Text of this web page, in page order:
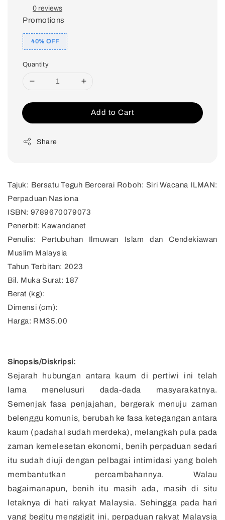
0 reviews
Promotions
40% OFF
Quantity
Add to Cart
Share
Tajuk: Bersatu Teguh Bercerai Roboh: Siri Wacana ILMAN:
Perpaduan Nasiona
ISBN: 9789670079073
Penerbit: Kawandanet
Penulis: Pertubuhan Ilmuwan Islam dan Cendekiawan
Muslim Malaysia
Tahun Terbitan: 2023
Bil. Muka Surat: 187
Berat (kg):
Dimensi (cm):
Harga: RM35.00
Sinopsis/Diskripsi:
Sejarah hubungan antara kaum di pertiwi ini telah
lama menelusuri dada-dada masyarakatnya.
Semenjak fasa penjajahan, bergerak menuju zaman
belenggu komunis, berubah ke fasa ketegangan antara
kaum (padahal sudah merdeka), melangkah pula pada
zaman kemelesetan ekonomi, benih perpaduan sedari
itu sudah diuji dengan pelbagai intimidasi yang boleh
membantutkan percambahannya. Walau
bagaimanapun, benih itu masih ada, masih di situ
letaknya di hati rakyat Malaysia. Sehingga pada hari
yang begitu menggigit ini, perpaduan rakyat Malaysia